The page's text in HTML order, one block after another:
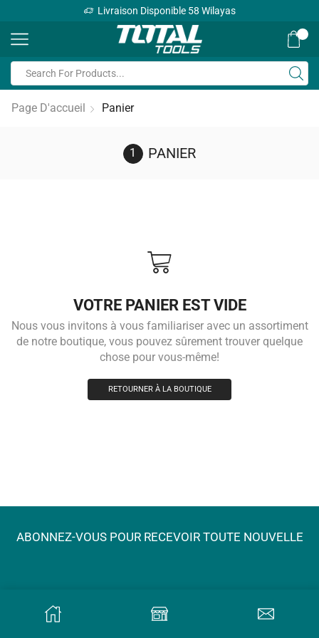
Livraison Disponible 58 Wilayas
Page D'accueil Panier
PANIER
VOTRE PANIER EST VIDE
Nous vous invitons à vous familiariser avec un assortiment
de notre boutique, vous pouvez sûrement trouver quelque
chose pour vous-même!
RETOURNER À LA BOUTIQUE
ABONNEZ-VOUS POUR RECEVOIR TOUTE NOUVELLE